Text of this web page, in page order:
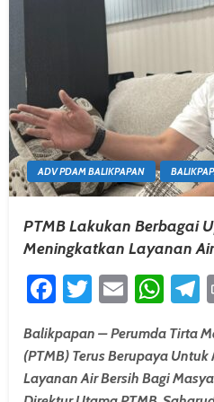
ADV PDAM BALIKPAPAN
PTMB Lakukan Berbagai
Meningkatkan Layanan
Facebook
Twitter
Email
Balikpapan – Perumda Tirta
(PTMB) Terus Berupaya
Layanan Air Bersih Bagi